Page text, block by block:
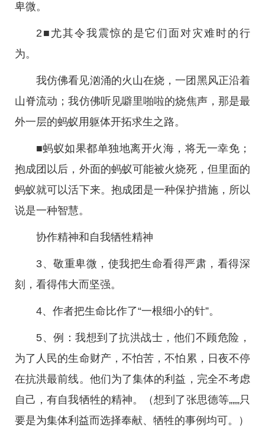
卑微。
2■尤其令我震惊的是它们面对灾难时的行
为。
我仿佛看见汹涌的火山在烧，一团黑风正沿着
山脊流动；我仿佛听见噼里啪啦的烧焦声，那是最
外一层的蚂蚁用躯体开拓求生之路。
■蚂蚁如果都单独地离开火海，将无一幸免；
抱成团以后，外面的蚂蚁可能被火烧死，但里面的
蚂蚁就可以活下来。抱成团是一种保护措施，所以
说是一种智慧。
协作精神和自我牺牲精神
3、敬重卑微，使我把生命看得严肃，看得深
刻，看得伟大而坚强。
4、作者把生命比作了“一根细小的针”。
5、例：我想到了抗洪战士，他们不顾危险，
为了人民的生命财产，不怕苦，不怕累，日夜不停
在抗洪最前线。他们为了集体的利益，完全不考虑
自己，有自我牺牲的精神。（想到了张思德等„„„只
要是为集体利益而选择奉献、牺牲的事例均可。）